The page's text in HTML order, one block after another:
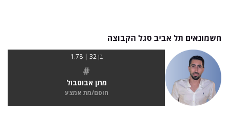
חשמונאים תל אביב סגל הקבוצה
בן 32 | 1.78
#
מתן אבוטבול
חוסם/מת אמצע